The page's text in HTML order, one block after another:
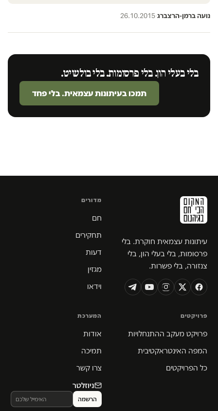
נועה ברמן-הרצברג·
26.10.2015
בלי בעלי הון. בלי פרסומות. בלי בולשיט.
תמכו בעיתונות עצמאית. בלי פחד
עיתונות עצמאית חוקרת. בלי
פרסומות, בלי בעלי הון, בלי
צנזורה, בלי פשרות.
מדורים
חם
תחקירים
דעות
מגזין
וידאו
פרויקטים
פרויקט מעקב ההתנחלויות
המפה האינטראקטיבית
כל הפרויקטים
המערכת
אודות
תמיכה
צרו קשר
ניוזלטר